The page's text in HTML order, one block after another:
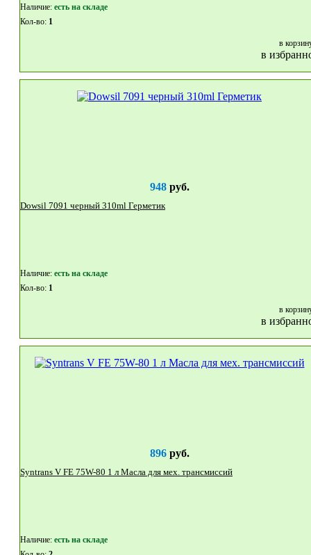
Наличие: eсть на складе
Кол-во: 1
в
в
948руб.
Dowsil 7091 черный 310ml Герметик
Наличие: eсть на складе
Кол-во: 1
в
в
896руб.
Syntrans V FE 75W-80 1 л Масла для мех. трансмиссий
Наличие: eсть на складе